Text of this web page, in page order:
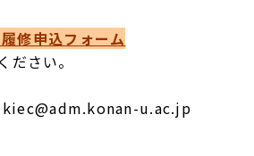
修申込フォーム
さい。
kiec@adm.konan-u.ac.jp